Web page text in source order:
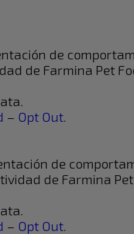
de
de Farmina Pet
– Opt Out
de
de Farmina
– Opt Out